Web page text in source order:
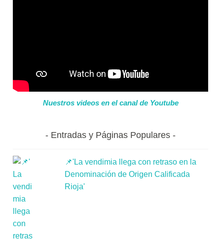
Nuestros videos en el canal de Youtube
Entradas y Páginas Populares
📌'La vendimia llega con retraso en la
Denominación de Origen Calificada
Rioja'